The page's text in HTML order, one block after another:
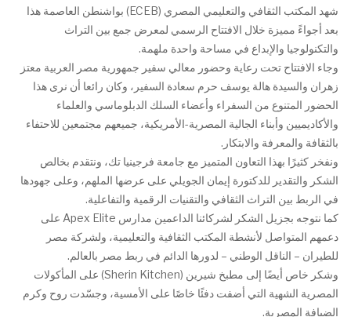
شهد المكتب الثقافي والتعليمي المصري (ECEB) بواشنطن العاصمة هذا
بعد أجواءً مميزة خلال الافتتاح الرسمي لمعرض جمع بين التراث
والتكنولوجيا والإبداع في مساحة واحدة ملهمة.
وجاء الافتتاح تحت رعاية وحضور معالي سفير جمهورية مصر العربية معتز
زهران والسيدة هالة يوسف حرم سعادة السفير، وكان رائعا أن نرى هذا
الحضور المتنوع من السفراء وأعضاء السلك الدبلوماسي والعلماء
والأكاديميين وأبناء الجالية المصرية-الأمريكية، جميعهم مجتمعين للاحتفاء
بالثقافة والمعرفة والابتكار.
ونفخر كثيرًا بهذا التعاون المتميز مع جامعة فرجينيا تك، ونتقدم بخالص
الشكر والتقدير للدكتورة إيمان الجويلي على عرضها الملهم، وعلى جهودها
في الربط بين التراث الثقافي والتقنيات الرقمية والتفاعلية.
كما نتوجه بجزيل الشكر لشركائنا الداعمين مدارس Apex Elite على
دعمهم المتواصل لأنشطة المكتب الثقافية والتعليمية، ولشركة مصر
للطيران – الناقل الوطني – لدورها الدائم في ربط مصر بالعالم.
وشكر خاص أيضًا إلى مطبخ شيرين (Sherin Kitchen) على المأكولات
المصرية الشهية التي أضفت دفئًا خاصًا على الأمسية، وجسّدت روح وكرم
الضيافة المصرية.